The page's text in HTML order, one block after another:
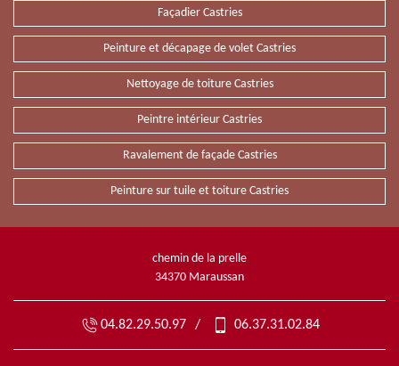
Façadier Castries
Peinture et décapage de volet Castries
Nettoyage de toiture Castries
Peintre intérieur Castries
Ravalement de façade Castries
Peinture sur tuile et toiture Castries
chemin de la prelle
34370 Maraussan
04.82.29.50.97 / 06.37.31.02.84